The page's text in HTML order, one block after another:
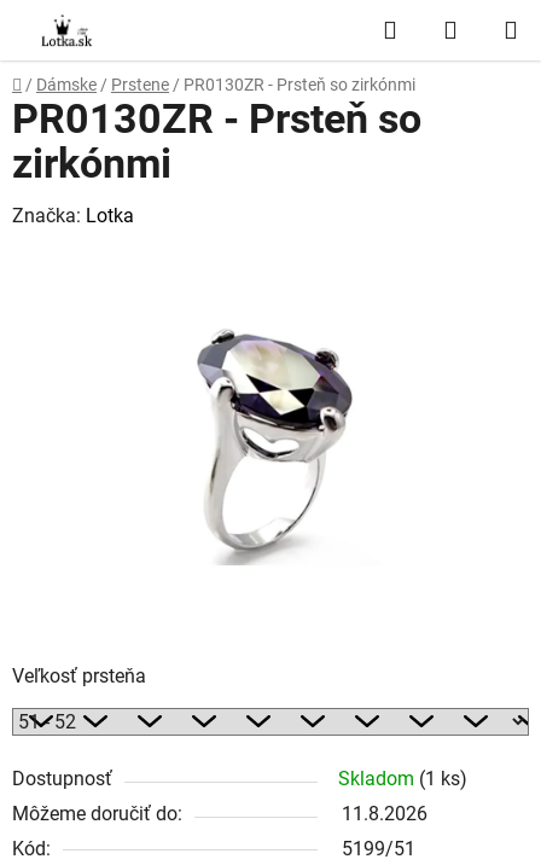
obsah
Hľadať
KOŠÍK
Domov
/ Dámske / Prstene / PR0130ZR - Prsteň so zirkónmi
Veľkosť prsteňa
Dostupnosť Skladom (1 ks)
Môžeme doručiť do:
11.8.2026
Kód:
5199/51
PR0130ZR - Prsteň so
zirkónmi
Značka: Lotka